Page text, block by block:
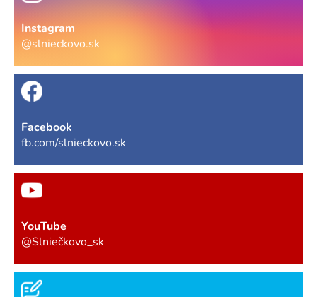
Instagram
@slnieckovo.sk
Facebook
fb.com/slnieckovo.sk
YouTube
@Slniečkovo_sk